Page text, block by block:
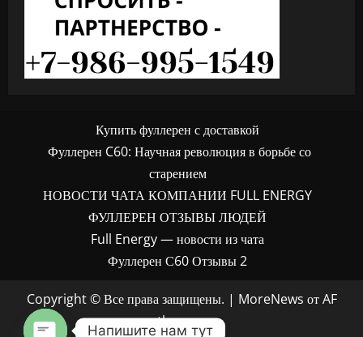
Купить фуллерен с доставкой
Фуллерен C60: Научная революция в борьбе со
старением
НОВОСТИ ЧАТА КОМПАНИИ FULL ENERGY
ФУЛЛЕРЕН ОТЗЫВЫ ЛЮДЕЙ
Full Energy — новости из чата
Фуллерен С60 Отзывы 2
Copyright © Все права защищены. | MoreNews от AF
themes.
Напишите нам тут